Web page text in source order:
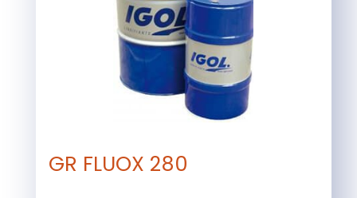
GR FLUOX 280